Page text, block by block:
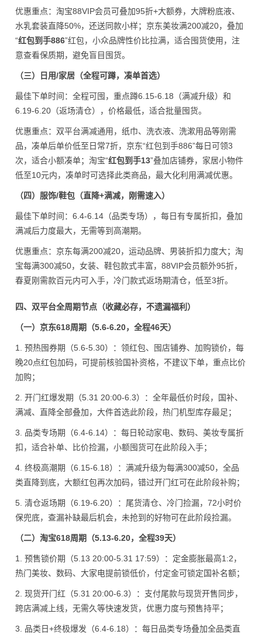
优惠重点：淘宝88VIP会员可叠加95折+大额券，大牌粉底液、
水乳套装直降50%，还送同款小样；京东美妆满200减20，叠加
“红包到手886”红包，小众品牌性价比拉满，适合囤货使用，注
意查看保质期，避免盲目囤货。
（三）日用/家居（全程可蹲，凑单首选）
最佳下单时间：全程可囤，重点蹲6.15-6.18（满减升级）和
6.19-6.20（返场清仓），价格最低，适合批量囤货。
优惠重点：双平台满减通用，纸巾、洗衣液、洗漱用品等刚需
品，凑单后单价低至日常7折，京东“红包到手886”每日可领3
次，适合小额凑单；淘宝“红包到手13”叠加店铺券，家居小物件
低至10元内，凑单时可选择此类商品，最大化利用满减优惠。
（四）服饰/鞋包（直降+满减，刚需速入）
最佳下单时间：6.4-6.14（品类专场），每日有专属折扣，叠加
满减后力度最大，无需等到高潮期。
优惠重点：京东每满200减20，运动品牌、男装折扣力度大；淘
宝每满300减50，女装、鞋包款式丰富，88VIP会员额外95折，
春夏刚需款百元内可入手，冷门款式返场期清仓，低至3折。
四、双平台全周期节点（收藏必存，不遗漏福利）
（一）京东618周期（5.6-6.20，全程46天）
1. 预热囤券期（5.6-5.30）：领红包、囤店铺券、加购锁价，每
晚20点红包加码，可提前核验国补资格，不建议下单，重点比价
加购；
2. 开门红爆发期（5.31 20:00-6.3）：全年最低价时段，国补、
满减、直降全部叠加，大件首选此阶段，热门机型库存最足；
3. 品类专场期（6.4-6.14）：每日轮动家电、数码、美妆专属折
扣，适合补单、比价捡漏，小额囤货可在此阶段入手；
4. 终极高潮期（6.15-6.18）：满减升级为每满300减50，全品
类直降到底，大额红包再次加码，错过开门红可在此阶段补购；
5. 清仓返场期（6.19-6.20）：尾货清仓、冷门捡漏，72小时价
保兜底，查漏补缺最后机会，未抢到的好物可在此阶段捡漏。
（二）淘宝618周期（5.13-6.20，全程39天）
1. 预售锁价期（5.13 20:00-5.31 17:59）：定金膨胀最高1:2，
热门美妆、数码、大家电提前锁低价，付定金可锁定国补名额；
2. 现货开门红（5.31 20:00-6.3）：支付尾款与现货开售同步，
跨店满减上线，无需久等快速发货，优惠力度与预售持平；
3. 品类日+终极爆发（6.4-6.18）：每日品类专场叠加全品类直